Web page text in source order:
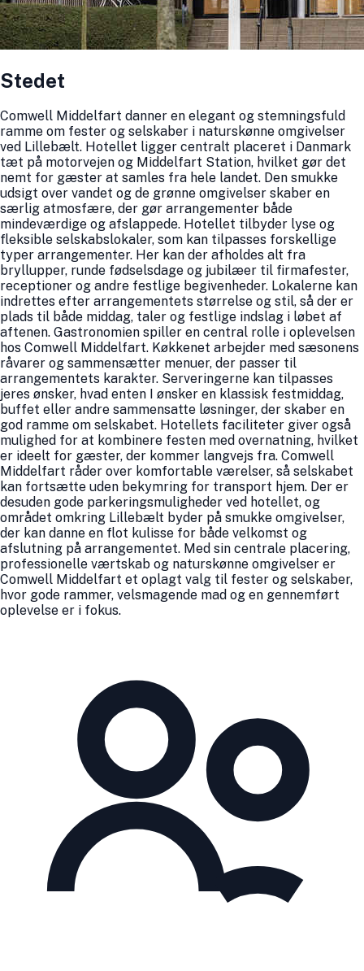
Stedet
Comwell Middelfart danner en elegant og stemningsfuld
ramme om fester og selskaber i naturskønne omgivelser
ved Lillebælt. Hotellet ligger centralt placeret i Danmark
tæt på motorvejen og Middelfart Station, hvilket gør det
nemt for gæster at samles fra hele landet. Den smukke
udsigt over vandet og de grønne omgivelser skaber en
særlig atmosfære, der gør arrangementer både
mindeværdige og afslappede. Hotellet tilbyder lyse og
fleksible selskabslokaler, som kan tilpasses forskellige
typer arrangementer. Her kan der afholdes alt fra
bryllupper, runde fødselsdage og jubilæer til firmafester,
receptioner og andre festlige begivenheder. Lokalerne kan
indrettes efter arrangementets størrelse og stil, så der er
plads til både middag, taler og festlige indslag i løbet af
aftenen. Gastronomien spiller en central rolle i oplevelsen
hos Comwell Middelfart. Køkkenet arbejder med sæsonens
råvarer og sammensætter menuer, der passer til
arrangementets karakter. Serveringerne kan tilpasses
jeres ønsker, hvad enten I ønsker en klassisk festmiddag,
buffet eller andre sammensatte løsninger, der skaber en
god ramme om selskabet. Hotellets faciliteter giver også
mulighed for at kombinere festen med overnatning, hvilket
er ideelt for gæster, der kommer langvejs fra. Comwell
Middelfart råder over komfortable værelser, så selskabet
kan fortsætte uden bekymring for transport hjem. Der er
desuden gode parkeringsmuligheder ved hotellet, og
området omkring Lillebælt byder på smukke omgivelser,
der kan danne en flot kulisse for både velkomst og
afslutning på arrangementet. Med sin centrale placering,
professionelle værtskab og naturskønne omgivelser er
Comwell Middelfart et oplagt valg til fester og selskaber,
hvor gode rammer, velsmagende mad og en gennemført
oplevelse er i fokus.